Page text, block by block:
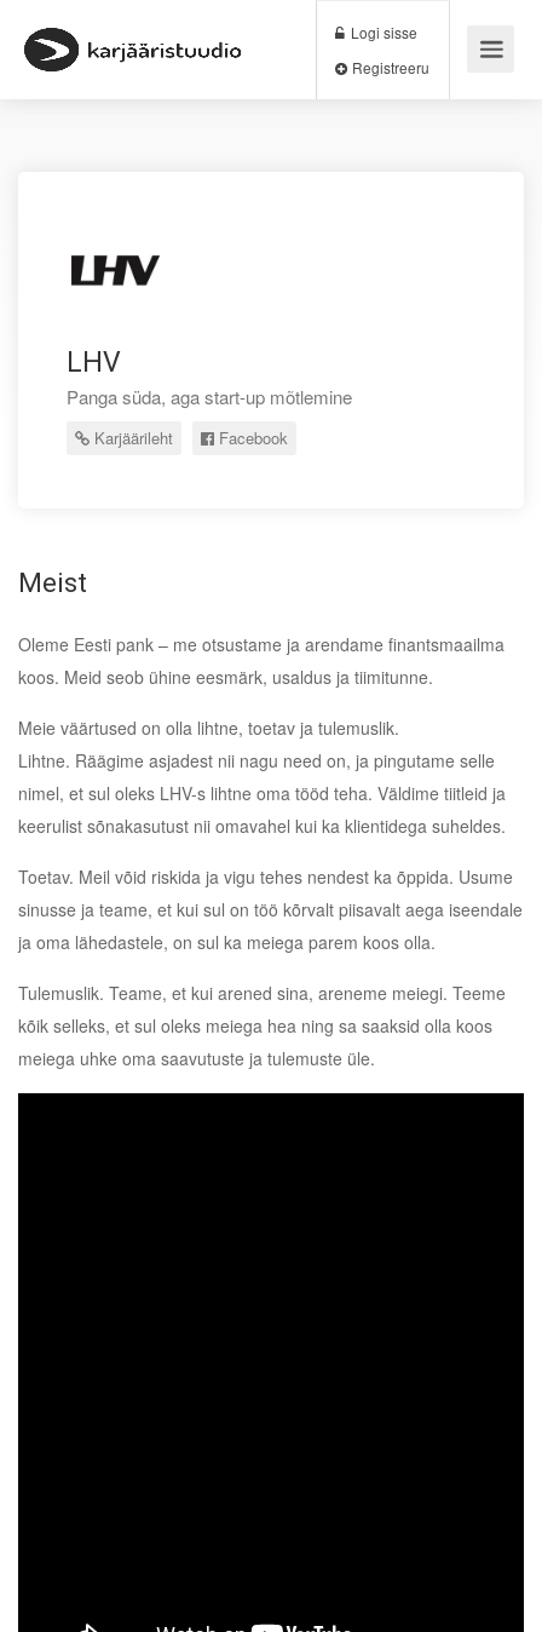
Logi sisse
Registreeru
LHV
Panga süda, aga start-up mõtlemine
Karjäärileht Facebook
Meist
Oleme Eesti pank – me otsustame ja arendame finantsmaailma
koos. Meid seob ühine eesmärk, usaldus ja tiimitunne.
Meie väärtused on olla lihtne, toetav ja tulemuslik.
Lihtne. Räägime asjadest nii nagu need on, ja pingutame selle
nimel, et sul oleks LHV-s lihtne oma tööd teha. Väldime tiitleid ja
keerulist sõnakasutust nii omavahel kui ka klientidega suheldes.
Toetav. Meil võid riskida ja vigu tehes nendest ka õppida. Usume
sinusse ja teame, et kui sul on töö kõrvalt piisavalt aega iseendale
ja oma lähedastele, on sul ka meiega parem koos olla.
Tulemuslik. Teame, et kui arened sina, areneme meiegi. Teeme
kõik selleks, et sul oleks meiega hea ning sa saaksid olla koos
meiega uhke oma saavutuste ja tulemuste üle.